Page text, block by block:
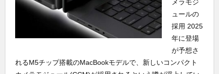
メラモジ
ュールの
採用 2025
年に登場
が予想さ
れるM5チップ搭載のMacBookモデルで、新しいコンパクト